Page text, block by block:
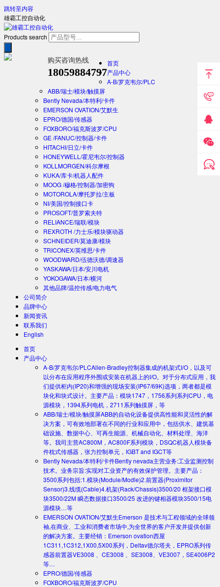
跳转至内容
雄霸工控自动化
Products search
购买咨询热线
18059884797
首页
产品中心
A-B/罗克韦尔/PLC
ABB/瑞士/模块/触摸屏
Bently Nevada/本特利/卡件
EMERSON OVATION/艾默生
EPRO/德国/传感器
FOXBORO/福克斯波罗/CPU
GE /FANUC/控制器/卡件
HITACHI/日立/卡件
HONEYWELL/霍尼韦尔/控制器
KOLLMORGEN/科尔摩根
KUKA/库卡/机器人配件
MOOG /穆格/控制器/加密狗
MOTOROLA/摩托罗拉/主板
NI/美国/控制接口卡
PROSOFT/普罗索夫特
RELIANCE/瑞联/模块
REXROTH /力士乐/模块驱动器
SCHNEIDER/莫迪康/模块
TRICONEX/英维思/卡件
WOODWARD/伍德沃德/调速器
YASKAWA/日本/安川电机
YOKOGAWA/日本/横河
其他品牌/温控传感/电力电气
公司简介
品牌中心
新闻资讯
联系我们
English
首页
产品中心
A-B/罗克韦尔/PLCAllen-Bradley控制器集成的机架式I/O，以及可
以分布在应用程序外围或安装在机器上的I/O。对于分布式应用，我
们提供柜内(IP20)和增强的现场安装(IP67/69K)选项，两者都是模
块化和块式设计。主要产品：模块1747，1756系列系列CPU，电
源模块，1394系列电机，2711系列触摸屏，等
ABB/瑞士/模块/触摸屏ABB的自动化设备提供高性能和灵活性的解
决方案，可有效地部署在不同的行业和应用中，包括供水、建筑基
础设施、数据中心、可再生能源、机械自动化、材料处理、海洋
等。我司主营AC800M，AC800F系列模块，DSQC机器人模块备
件枕式传感器，张力控制单元，IGBT and IGCT等
Bently Nevada/本特利/卡件Bently nevada主营业务:工业监测控制
技术。业务宗旨:实现对工业资产的有效保护管理。主要产品：
3500系列包括:1.模块(Module/Modle)2.前置器(Proximitor
Sensor)3.线缆(Cable)4.机架(Rack/Chassis)3500/20 框架接口模
块3500/22M 瞬态数据接口3500/25 改进的键相器模块3500/15电
源模块…等
EMERSON OVATION/艾默生Emerson 是技术与工程领域的全球领
袖,在商业、工业和消费者市场中,为全世界的客户开发并提供创新
的解决方案。主要经销：Emerson ovation西屋
1C311,1C312,1X00,5X00系列，Deltav德尔塔夫，EPRO系列传
感器前置器VE3008 、CE3008 、SE3008、VE3007，SE4006P2
等…
EPRO/德国/传感器
FOXBORO/福克斯波罗/CPU